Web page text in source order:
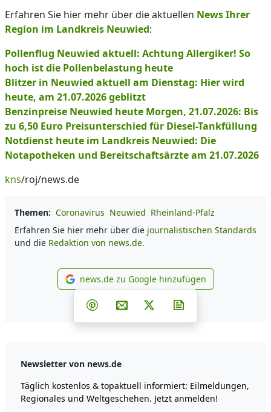
Erfahren Sie hier mehr über die aktuellen News Ihrer
Region im Landkreis Neuwied:
Pollenflug Neuwied aktuell: Achtung Allergiker! So
hoch ist die Pollenbelastung heute
Blitzer in Neuwied aktuell am Dienstag: Hier wird
heute, am 21.07.2026 geblitzt
Benzinpreise Neuwied heute Morgen, 21.07.2026: Bis
zu 6,50 Euro Preisunterschied für Diesel-Tankfüllung
Notdienst heute im Landkreis Neuwied: Die
Notapotheken und Bereitschaftsärzte am 21.07.2026
kns/roj/news.de
Themen: Coronavirus Neuwied Rheinland-Pfalz
Erfahren Sie hier mehr über die journalistischen Standards
und die Redaktion von news.de.
news.de zu Google
news.de zu Google hinzufügen
Teilen auf Facebook
Teilen auf Whatsapp
Teilen auf Telegram
Teilen auf Pinterest
Per E-Mail teilen
Post auf X
Newsletter von news.de
Täglich kostenlos & topaktuell informiert: Eilmeldungen,
Regionales und Weltgeschehen. Jetzt anmelden!